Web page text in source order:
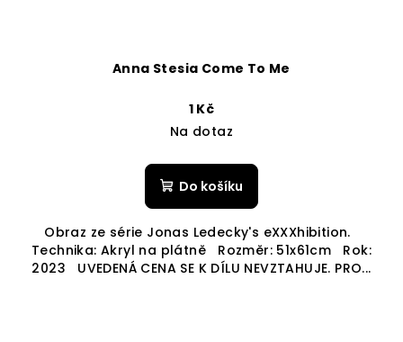
Anna Stesia Come To Me
1 Kč
Na dotaz
Do košíku
Obraz ze série Jonas Ledecky's eXXXhibition.
Technika: Akryl na plátně Rozměr: 51x61cm Rok:
2023 UVEDENÁ CENA SE K DÍLU NEVZTAHUJE. PRO...